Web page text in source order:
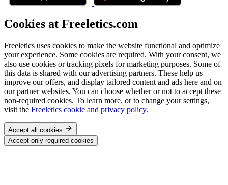
Cookies at Freeletics.com
Freeletics uses cookies to make the website functional and optimize
your experience. Some cookies are required. With your consent, we
also use cookies or tracking pixels for marketing purposes. Some of
this data is shared with our advertising partners. These help us
improve our offers, and display tailored content and ads here and on
our partner websites. You can choose whether or not to accept these
non-required cookies. To learn more, or to change your settings,
visit the Freeletics cookie and privacy policy.
Accept all cookies
Accept only required cookies